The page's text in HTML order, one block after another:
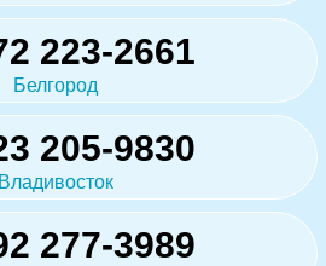
223-2661
Белгород
205-9830
Владивосток
277-3989